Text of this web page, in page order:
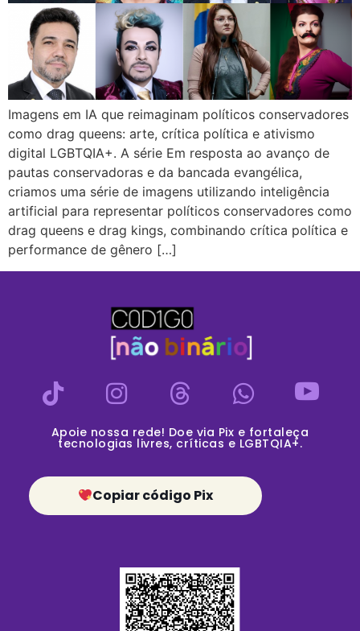
Imagens em IA que reimaginam políticos conservadores
como drag queens: arte, crítica política e ativismo
digital LGBTQIA+. A série Em resposta ao avanço de
pautas conservadoras e da bancada evangélica,
criamos uma série de imagens utilizando inteligência
artificial para representar políticos conservadores como
drag queens e drag kings, combinando crítica política e
performance de gênero […]
Apoie nossa rede! Doe via Pix e fortaleça
tecnologias livres, críticas e LGBTQIA+.
Copiar código Pix